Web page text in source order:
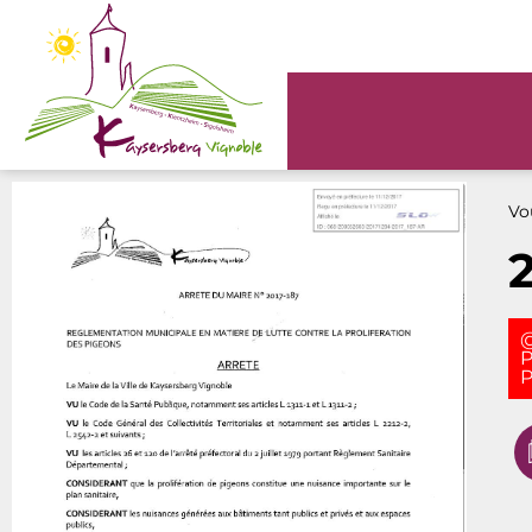
Panneau de gestion des cookies